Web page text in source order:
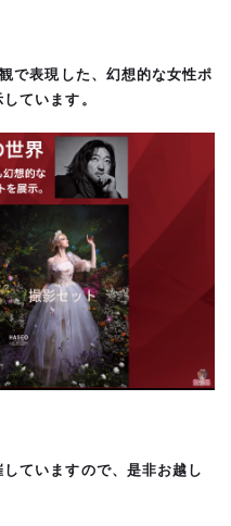
で表現した、幻想的な女性ポ
ています。
ていますので、是非お越し